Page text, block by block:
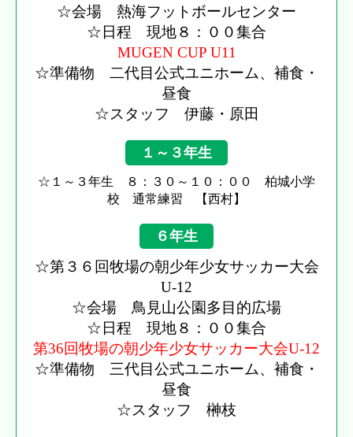
☆会場 熱海フットボールセンター
☆日程 現地８：００集合
MUGEN CUP U11
☆準備物 二代目公式ユニホーム、補食・
昼食
☆スタッフ 伊藤・原田
１～３年生
☆１～３年生 ８：３０～１０：００ 柏城小学
校 通常練習 【西村】
６年生
☆第３６回牧場の朝少年少女サッカー大会
U-12
☆会場 鳥見山公園多目的広場
☆日程 現地８：００集合
第36回牧場の朝少年少女サッカー大会U-12
☆準備物 三代目公式ユニホーム、補食・
昼食
☆スタッフ 榊枝